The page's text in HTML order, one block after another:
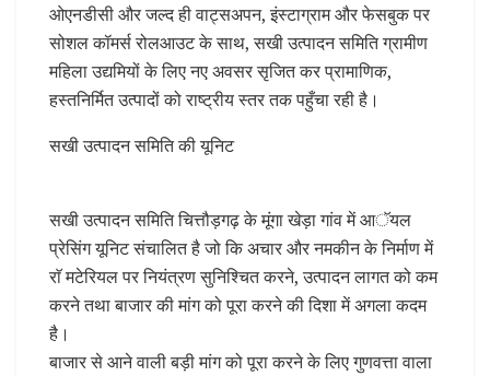
ओएनडीसी और जल्द ही वाट्सअपन, इंस्टाग्राम और फेसबुक पर
सोशल कॉमर्स रोलआउट के साथ, सखी उत्पादन समिति ग्रामीण
महिला उद्यमियों के लिए नए अवसर सृजित कर प्रामाणिक,
हस्तनिर्मित उत्पादों को राष्ट्रीय स्तर तक पहुँचा रही है।
सखी उत्पादन समिति की यूनिट
सखी उत्पादन समिति चित्तौड़गढ़ के मूंगा खेड़ा गांव में आॅयल
प्रेसिंग यूनिट संचालित है जो कि अचार और नमकीन के निर्माण में
राॅ मटेरियल पर नियंत्रण सुनिश्चित करने, उत्पादन लागत को कम
करने तथा बाजार की मांग को पूरा करने की दिशा में अगला कदम
है।
बाजार से आने वाली बड़ी मांग को पूरा करने के लिए गुणवत्ता वाला